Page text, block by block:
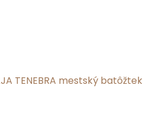
TENEBRA mestský batôžtek